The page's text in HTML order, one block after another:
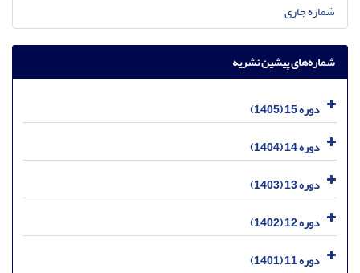
شماره جاری
شماره‌های پیشین نشریه
دوره 15 (1405)
دوره 14 (1404)
دوره 13 (1403)
دوره 12 (1402)
دوره 11 (1401)